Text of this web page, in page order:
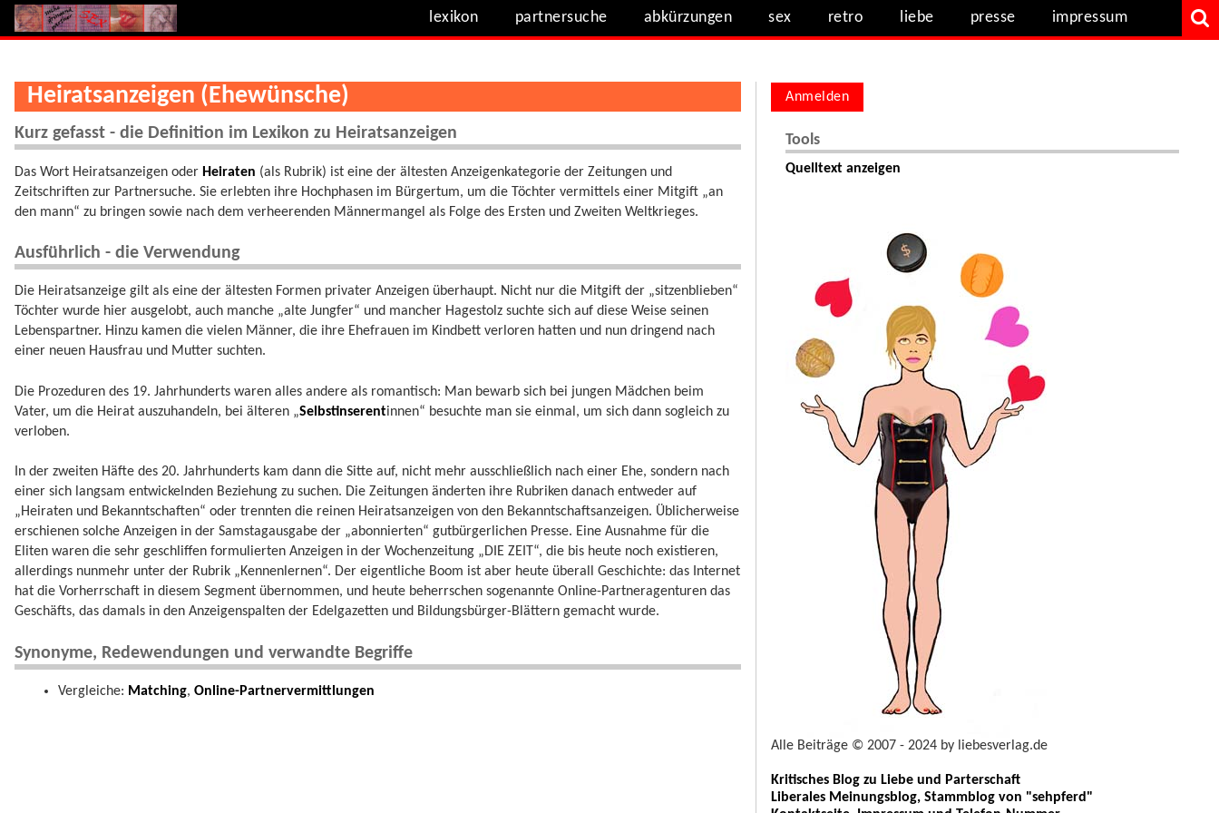
lexikon partnersuche abkürzungen sex retro liebe presse impressum
Heiratsanzeigen (Ehewünsche)
Kurz gefasst - die Definition im Lexikon zu Heiratsanzeigen
Das Wort Heiratsanzeigen oder Heiraten (als Rubrik) ist eine der ältesten Anzeigenkategorie der Zeitungen und
Zeitschriften zur Partnersuche. Sie erlebten ihre Hochphasen im Bürgertum, um die Töchter vermittels einer Mitgift „an
den mann“ zu bringen sowie nach dem verheerenden Männermangel als Folge des Ersten und Zweiten Weltkrieges.
Ausführlich - die Verwendung
Die Heiratsanzeige gilt als eine der ältesten Formen privater Anzeigen überhaupt. Nicht nur die Mitgift der „sitzenblieben“
Töchter wurde hier ausgelobt, auch manche „alte Jungfer“ und mancher Hagestolz suchte sich auf diese Weise seinen
Lebenspartner. Hinzu kamen die vielen Männer, die ihre Ehefrauen im Kindbett verloren hatten und nun dringend nach
einer neuen Hausfrau und Mutter suchten.
Die Prozeduren des 19. Jahrhunderts waren alles andere als romantisch: Man bewarb sich bei jungen Mädchen beim
Vater, um die Heirat auszuhandeln, bei älteren „Selbstinserentinnen“ besuchte man sie einmal, um sich dann sogleich zu
verloben.
In der zweiten Häfte des 20. Jahrhunderts kam dann die Sitte auf, nicht mehr ausschließlich nach einer Ehe, sondern nach
einer sich langsam entwickelnden Beziehung zu suchen. Die Zeitungen änderten ihre Rubriken danach entweder auf
„Heiraten und Bekanntschaften“ oder trennten die reinen Heiratsanzeigen von den Bekanntschaftsanzeigen. Üblicherweise
erschienen solche Anzeigen in der Samstagausgabe der „abonnierten“ gutbürgerlichen Presse. Eine Ausnahme für die
Eliten waren die sehr geschliffen formulierten Anzeigen in der Wochenzeitung „DIE ZEIT“, die bis heute noch existieren,
allerdings nunmehr unter der Rubrik „Kennenlernen“. Der eigentliche Boom ist aber heute überall Geschichte: das Internet
hat die Vorherrschaft in diesem Segment übernommen, und heute beherrschen sogenannte Online-Partneragenturen das
Geschäfts, das damals in den Anzeigenspalten der Edelgazetten und Bildungsbürger-Blättern gemacht wurde.
Synonyme, Redewendungen und verwandte Begriffe
Vergleiche: Matching, Online-Partnervermittlungen
Anmelden
Tools
Quelltext anzeigen
Alle Beiträge © 2007 - 2024 by liebesverlag.de
Kritisches Blog zu Liebe und Parterschaft
Liberales Meinungsblog, Stammblog von "sehpferd"